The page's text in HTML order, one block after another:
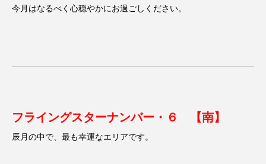
今月はなるべく心穏やかにお過ごしください。
フライングスターナンバー・６ 【南】
辰月の中で、最も幸運なエリアです。